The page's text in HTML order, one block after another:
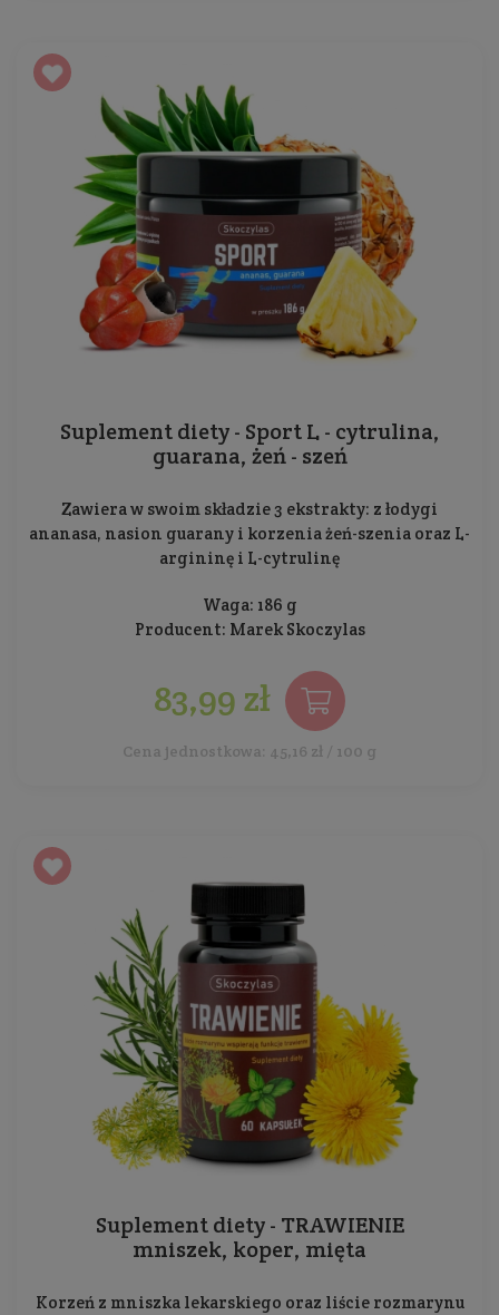
Suplement diety - Sport L - cytrulina,
guarana, żeń - szeń
Zawiera w swoim składzie 3 ekstrakty: z łodygi
ananasa, nasion guarany i korzenia żeń-szenia oraz L-
argininę i L-cytrulinę
Waga: 186 g
Producent: Marek Skoczylas
83,99 zł
Cena jednostkowa: 45,16 zł / 100 g
Suplement diety - TRAWIENIE
mniszek, koper, mięta
Korzeń z mniszka lekarskiego oraz liście rozmarynu